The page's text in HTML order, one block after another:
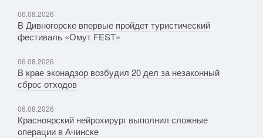
06.08.2026
В Дивногорске впервые пройдет туристический
фестиваль «Омут FEST»
06.08.2026
В крае эконадзор возбудил 20 дел за незаконный
сброс отходов
06.08.2026
Красноярский нейрохирург выполнил сложные
операции в Ачинске